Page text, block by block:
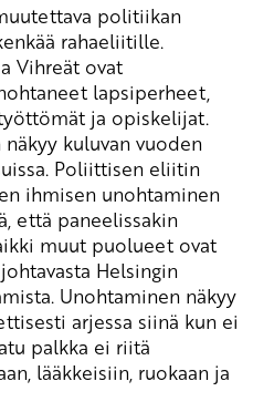
politiikan
rahaeliitille.
Vihreät ovat
lapsiperheet,
ja opiskelijat.
kuluvan vuoden
Poliittisen eliitin
ihmisen unohtaminen
että paneelissakin
muut puolueet ovat
Helsingin
Unohtaminen näkyy
arjessa siinä kun ei
palkka ei riitä
lääkkeisiin, ruokaan ja